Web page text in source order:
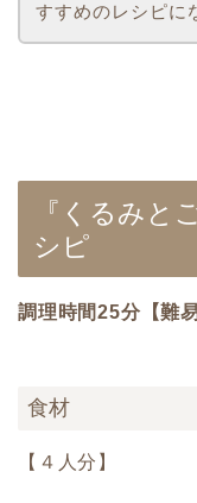
すすめのレシピに
『くるみと
シピ
調理時間25分【難
食材
【４人分】